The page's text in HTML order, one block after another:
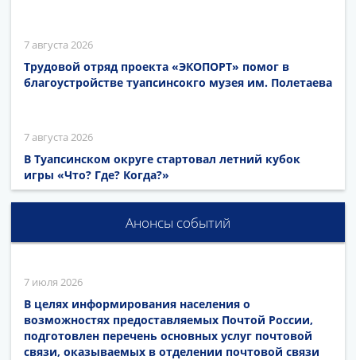
7 августа 2026
Трудовой отряд проекта «ЭКОПОРТ» помог в
благоустройстве туапсинсокго музея им. Полетаева
7 августа 2026
В Туапсинском округе стартовал летний кубок
игры «Что? Где? Когда?»
Анонсы событий
7 июля 2026
В целях информирования населения о
возможностях предоставляемых Почтой России,
подготовлен перечень основных услуг почтовой
связи, оказываемых в отделении почтовой связи